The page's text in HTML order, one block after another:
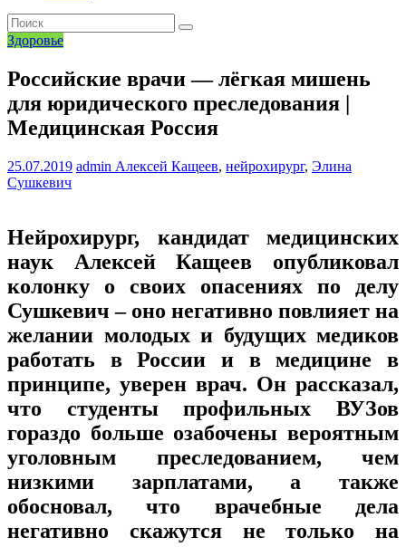
Здоровье
Российские врачи — лёгкая мишень
для юридического преследования |
Медицинская Россия
25.07.2019 admin Алексей Кащеев, нейрохирург, Элина
Сушкевич
Нейрохирург, кандидат медицинских
наук Алексей Кащеев опубликовал
колонку о своих опасениях по делу
Сушкевич – оно негативно повлияет на
желании молодых и будущих медиков
работать в России и в медицине в
принципе, уверен врач. Он рассказал,
что студенты профильных ВУЗов
гораздо больше озабочены вероятным
уголовным преследованием, чем
низкими зарплатами, а также
обосновал, что врачебные дела
негативно скажутся не только на